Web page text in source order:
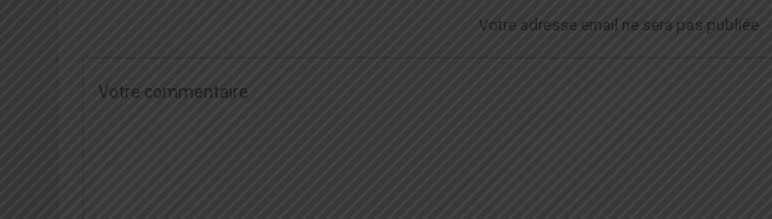
Votre adresse email ne sera pas publiée.